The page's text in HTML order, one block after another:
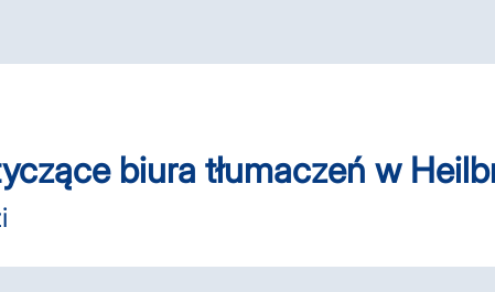
biura tłumaczeń w